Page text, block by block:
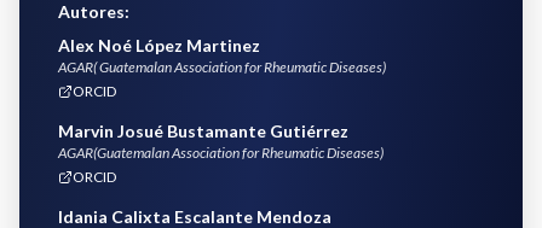
Autores:
Alex Noé López Martinez
AGAR( Guatemalan Association for Rheumatic Diseases)
ORCID
Marvin Josué Bustamante Gutiérrez
AGAR(Guatemalan Association for Rheumatic Diseases)
ORCID
Idania Calixta Escalante Mendoza